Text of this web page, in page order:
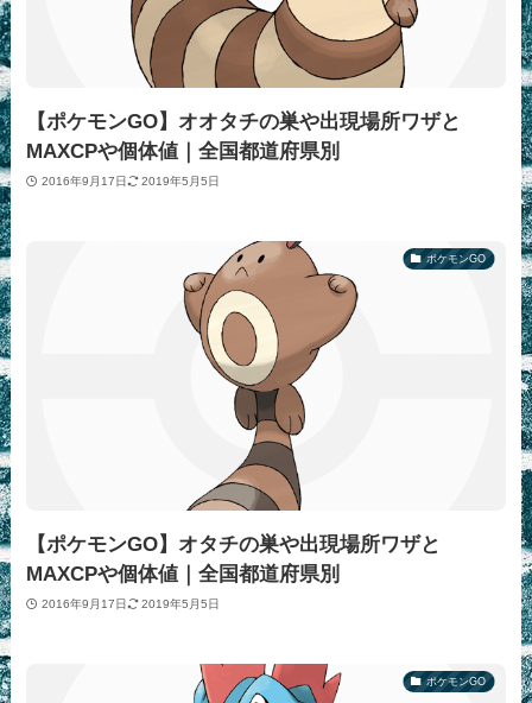
【ポケモンGO】オオタチの巣や出現場所ワザと
MAXCPや個体値｜全国都道府県別
2016年9月17日 2019年5月5日
ポケモンGO
【ポケモンGO】オタチの巣や出現場所ワザと
MAXCPや個体値｜全国都道府県別
2016年9月17日 2019年5月5日
ポケモンGO